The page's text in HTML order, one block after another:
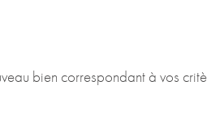
bien correspondant à vos